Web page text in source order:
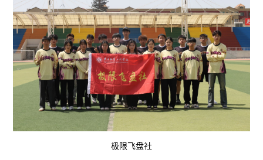
极限飞盘社